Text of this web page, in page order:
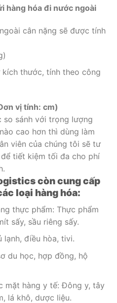
hàng hóa đi nước ngoài
cân nặng sẽ được tính
thước, tính theo công
vị tính: cm)
so sánh với trọng lượng
cao hơn thì dùng làm
viên của chúng tôi sẽ tư
tiết kiệm tối đa cho phí
còn cung cấp
loại hàng hóa:
thực phẩm: Thực phẩm
sấy, sầu riêng sấy.
lạnh, điều hòa, tivi.
du học, hợp đồng, hộ
mặt hàng y tế: Đông y, tây
lá khô, dược liệu.